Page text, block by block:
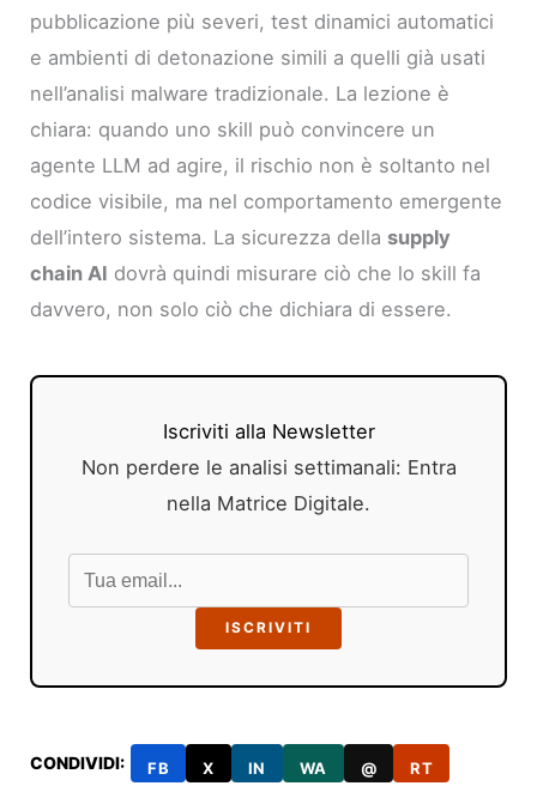
pubblicazione più severi, test dinamici automatici
e ambienti di detonazione simili a quelli già usati
nell’analisi malware tradizionale. La lezione è
chiara: quando uno skill può convincere un
agente LLM ad agire, il rischio non è soltanto nel
codice visibile, ma nel comportamento emergente
dell’intero sistema. La sicurezza della supply
chain AI dovrà quindi misurare ciò che lo skill fa
davvero, non solo ciò che dichiara di essere.
Iscriviti alla Newsletter
Non perdere le analisi settimanali: Entra
nella Matrice Digitale.
ISCRIVITI
CONDIVIDI: FB X IN WA @ RT